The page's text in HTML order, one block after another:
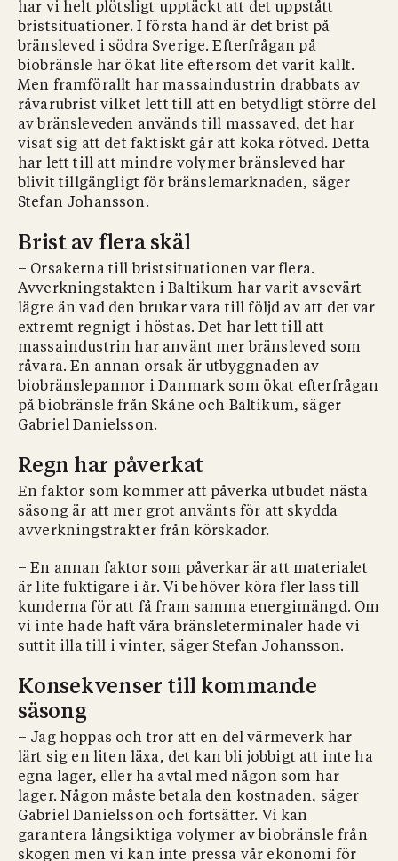
har vi helt plötsligt upptäckt att det uppstått
bristsituationer. I första hand är det brist på
bränsleved i södra Sverige. Efterfrågan på
biobränsle har ökat lite eftersom det varit kallt.
Men framförallt har massaindustrin drabbats av
råvarubrist vilket lett till att en betydligt större del
av bränsleveden används till massaved, det har
visat sig att det faktiskt går att koka rötved. Detta
har lett till att mindre volymer bränsleved har
blivit tillgängligt för bränslemarknaden, säger
Stefan Johansson.
Brist av flera skäl
– Orsakerna till bristsituationen var flera.
Avverkningstakten i Baltikum har varit avsevärt
lägre än vad den brukar vara till följd av att det var
extremt regnigt i höstas. Det har lett till att
massaindustrin har använt mer bränsleved som
råvara. En annan orsak är utbyggnaden av
biobränslepannor i Danmark som ökat efterfrågan
på biobränsle från Skåne och Baltikum, säger
Gabriel Danielsson.
Regn har påverkat
En faktor som kommer att påverka utbudet nästa
säsong är att mer grot använts för att skydda
avverkningstrakter från körskador.
– En annan faktor som påverkar är att materialet
är lite fuktigare i år. Vi behöver köra fler lass till
kunderna för att få fram samma energimängd. Om
vi inte hade haft våra bränsleterminaler hade vi
suttit illa till i vinter, säger Stefan Johansson.
Konsekvenser till kommande
säsong
– Jag hoppas och tror att en del värmeverk har
lärt sig en liten läxa, det kan bli jobbigt att inte ha
egna lager, eller ha avtal med någon som har
lager. Någon måste betala den kostnaden, säger
Gabriel Danielsson och fortsätter. Vi kan
garantera långsiktiga volymer av biobränsle från
skogen men vi kan inte pressa vår ekonomi för